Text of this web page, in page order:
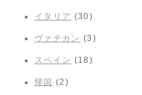
イタリア (30)
ヴァチカン (3)
スペイン (18)
帰国 (2)